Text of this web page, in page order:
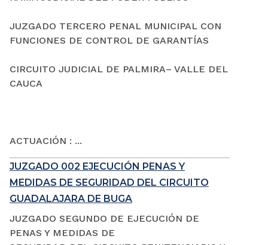
JUZGADO TERCERO PENAL MUNICIPAL CON
FUNCIONES DE CONTROL DE GARANTÍAS
CIRCUITO JUDICIAL DE PALMIRA– VALLE DEL
CAUCA
ACTUACIÓN : ...
JUZGADO 002 EJECUCIÓN PENAS Y
MEDIDAS DE SEGURIDAD DEL CIRCUITO
GUADALAJARA DE BUGA
JUZGADO SEGUNDO DE EJECUCIÓN DE
PENAS Y MEDIDAS DE